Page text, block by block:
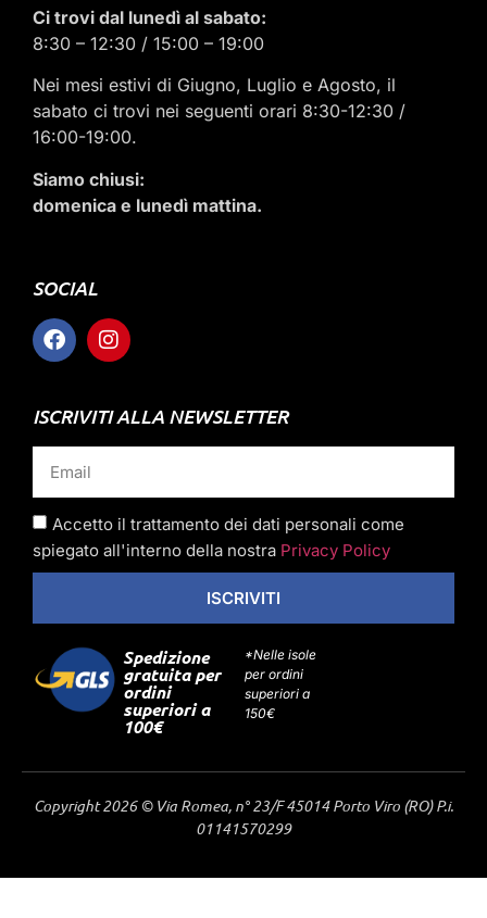
Ci trovi dal lunedì al sabato:
8:30 – 12:30 / 15:00 – 19:00
Nei mesi estivi di Giugno, Luglio e Agosto, il
sabato ci trovi nei seguenti orari 8:30-12:30 /
16:00-19:00.
Siamo chiusi:
domenica e lunedì mattina.
SOCIAL
ISCRIVITI ALLA NEWSLETTER
Accetto il trattamento dei dati personali come
spiegato all'interno della nostra Privacy Policy
ISCRIVITI
Spedizione
gratuita per
ordini
superiori a
100€
*Nelle isole
per ordini
superiori a
150€
Copyright 2026 © Via Romea, n° 23/F 45014 Porto Viro (RO) P.i.
01141570299